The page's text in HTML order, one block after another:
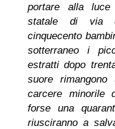
portare alla luce
statale di via
cinquecento
sotterraneo i
estratti dopo
suore
carcere minorile
forse una
riusciranno a